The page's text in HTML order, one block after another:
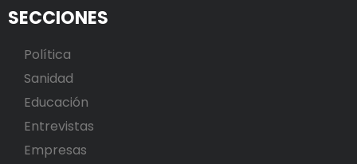
SECCIONES
Política
Sanidad
Educación
Entrevistas
Empresas